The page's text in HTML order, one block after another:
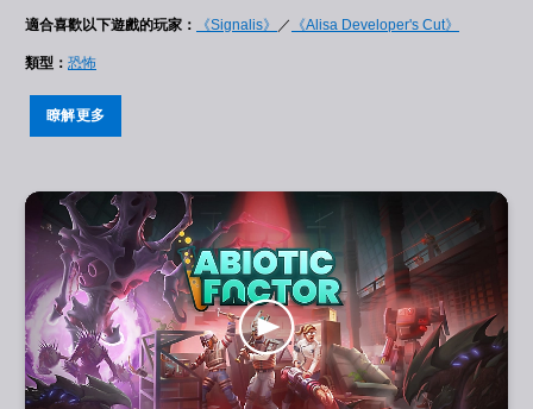
適合喜歡以下遊戲的玩家： 《Signalis》 ／ 《Alisa Developer's Cut》
類型： 恐怖
瞭解更多